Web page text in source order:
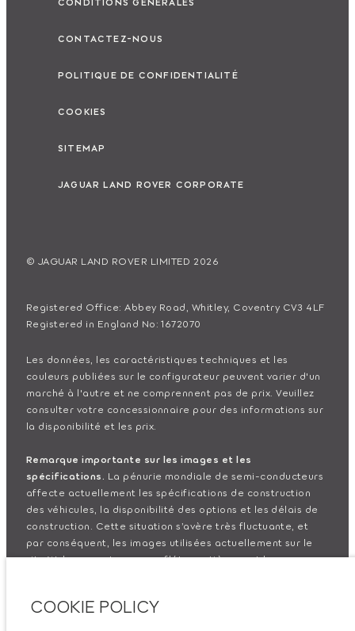
CONTACTEZ-NOUS
POLITIQUE DE CONFIDENTIALITÉ
COOKIES
SITEMAP
JAGUAR LAND ROVER CORPORATE
© JAGUAR LAND ROVER LIMITED 2026
Registered Office: Abbey Road, Whitley, Coventry CV3 4LF
Registered in England No: 1672070
Les données, les caractéristiques techniques et les
couleurs publiées sur le configurateur peuvent varier d'un
marché à l'autre et ne comprennent pas de prix. Veuillez
consulter votre concessionnaire pour des informations sur
la disponibilité et les prix.
Remarque importante sur les images et les
spécifications. La pénurie mondiale de semi-conducteurs
affecte actuellement les spécifications de construction
des véhicules, la disponibilité des options et les délais de
construction. Cette situation s’avère très fluctuante, et
par conséquent, les images utilisées actuellement sur le
site Web peuvent ne pas refléter entièrement les
combinaisons de couleurs. Veuillez consulter votre
COOKIE POLICY